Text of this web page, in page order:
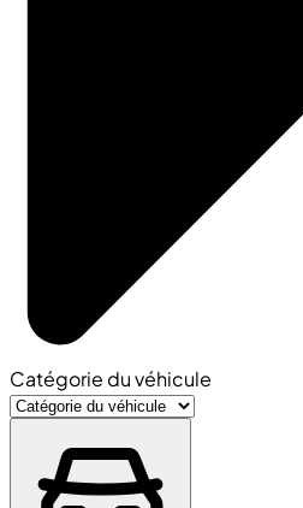
Catégorie du véhicule